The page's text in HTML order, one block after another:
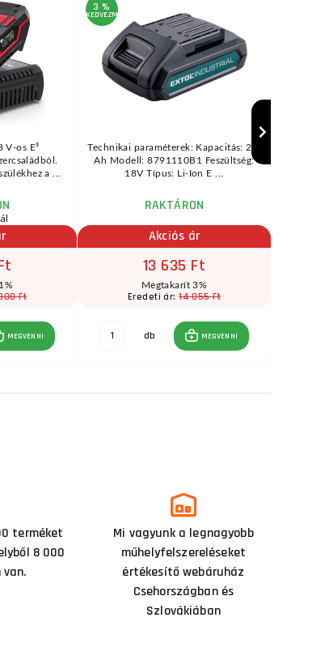
V-os E³
a ...
Ft
MEGVENNI
3 %
KEDVEZMÉNY
Technikai paraméterek: Kapacitás: 2,0
Ah Modell: 8791110B1 Feszültség:
18V Típus: Li-Ion E ...
RAKTÁRON
Akciós ár
13 635 Ft
Megtakarít 3%
Eredeti ár:14 055 Ft
db MEGVENNI
terméket
8 000
van.
Mi vagyunk a legnagyobb
műhelyfelszereléseket
értékesítő webáruház
Csehországban és
Szlovákiában